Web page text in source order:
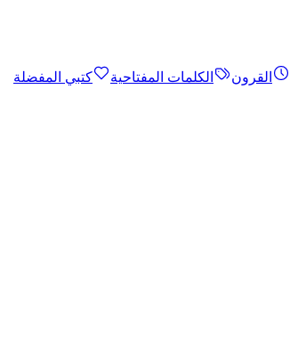
القرون الكلمات المفتاحية
كتبي المفضلة